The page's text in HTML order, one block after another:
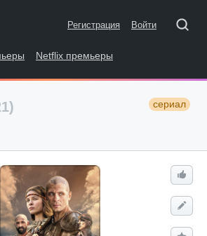
Регистрация Войти
Netflix премьеры
сериал